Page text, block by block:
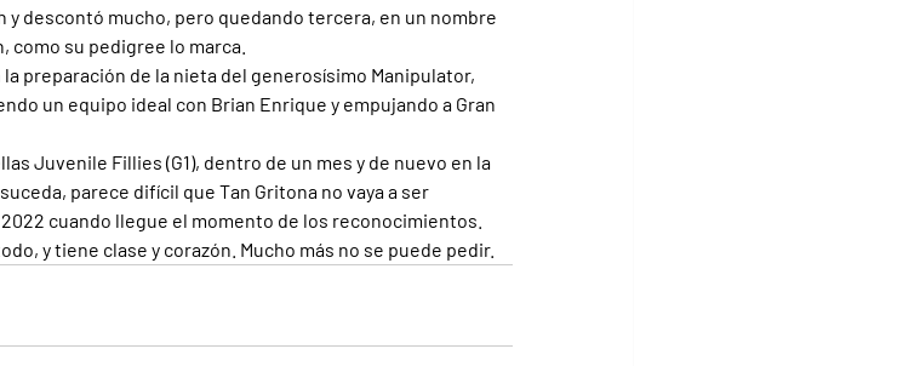
y descontó mucho, pero quedando tercera, en un nombre
como su pedigree lo marca.
preparación de la nieta del generosísimo Manipulator,
un equipo ideal con Brian Enrique y empujando a Gran
Juvenile Fillies (G1), dentro de un mes y de nuevo en la
parece difícil que Tan Gritona no vaya a ser
cuando llegue el momento de los reconocimientos.
y tiene clase y corazón. Mucho más no se puede pedir.